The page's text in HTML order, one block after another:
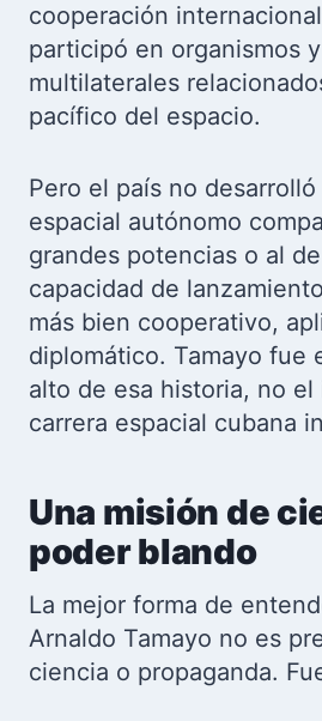
cooperación
participó en organismos
multilaterales
pacífico del espacio.
Pero el país no
espacial autónomo
grandes potencias o al
capacidad de
más bien cooperativo,
diplomático. Tamayo fue
alto de esa historia, no
carrera espacial cubana
Una misión de
poder blando
La mejor forma de
Arnaldo Tamayo no es
ciencia o propaganda.